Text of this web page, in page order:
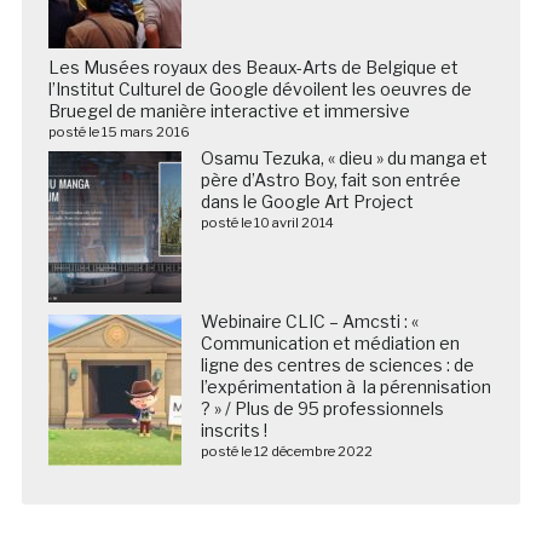
Les Musées royaux des Beaux-Arts de Belgique et
l’Institut Culturel de Google dévoilent les oeuvres de
Bruegel de manière interactive et immersive
posté le 15 mars 2016
Osamu Tezuka, « dieu » du manga et
père d’Astro Boy, fait son entrée
dans le Google Art Project
posté le 10 avril 2014
Webinaire CLIC – Amcsti : «
Communication et médiation en
ligne des centres de sciences : de
l’expérimentation à la pérennisation
? » / Plus de 95 professionnels
inscrits !
posté le 12 décembre 2022